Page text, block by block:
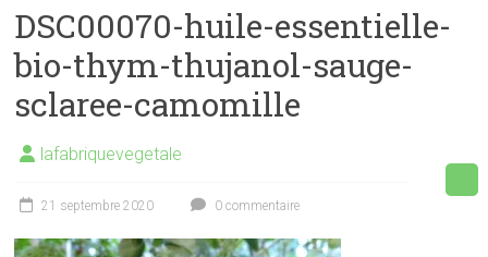
DSC00070-huile-essentielle-
bio-thym-thujanol-sauge-
sclaree-camomille
lafabriquevegetale
21 septembre 2020 0 commentaire